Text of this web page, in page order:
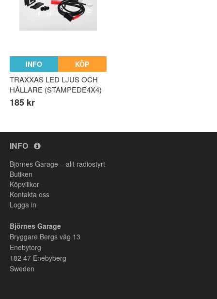
INFO KÖP
TRAXXAS LED LJUS OCH
HÅLLARE (STAMPEDE4X4)
185 kr
INFO
Björnes Garage – allt radiostyrt
Butiken
Köpvillkor
Kontakta oss
Logga in
Björnes Garage
Bryggare Bergs väg 13
Enebytorg
182 47 Enebyberg
Sweden